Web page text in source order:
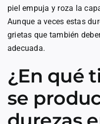
piel empuja y roza la
Aunque a veces estas
grietas que también
adecuada.
¿En qué
se